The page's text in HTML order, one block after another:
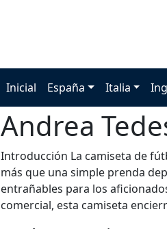
Inicial España Italia
Andrea
Introducción La camiseta de
más que una simple prenda
entrañables para los
comercial, esta camiseta